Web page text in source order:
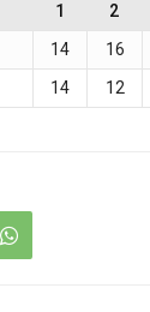
1 2
14 16
14 12